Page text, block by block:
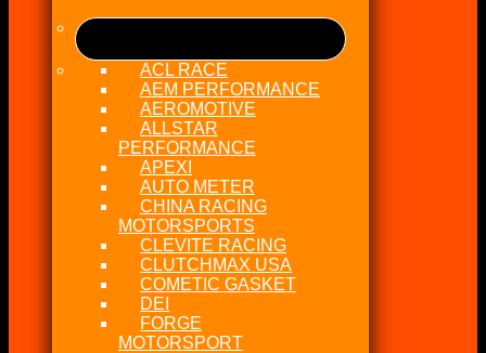
ACL RACE
AEM PERFORMANCE
AEROMOTIVE
ALLSTAR
PERFORMANCE
APEXI
AUTO METER
CHINA RACING
MOTORSPORTS
CLEVITE RACING
CLUTCHMAX USA
COMETIC GASKET
DEI
FORGE
MOTORSPORT